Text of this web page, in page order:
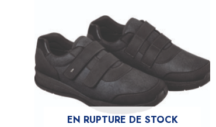
EN RUPTURE DE STOCK